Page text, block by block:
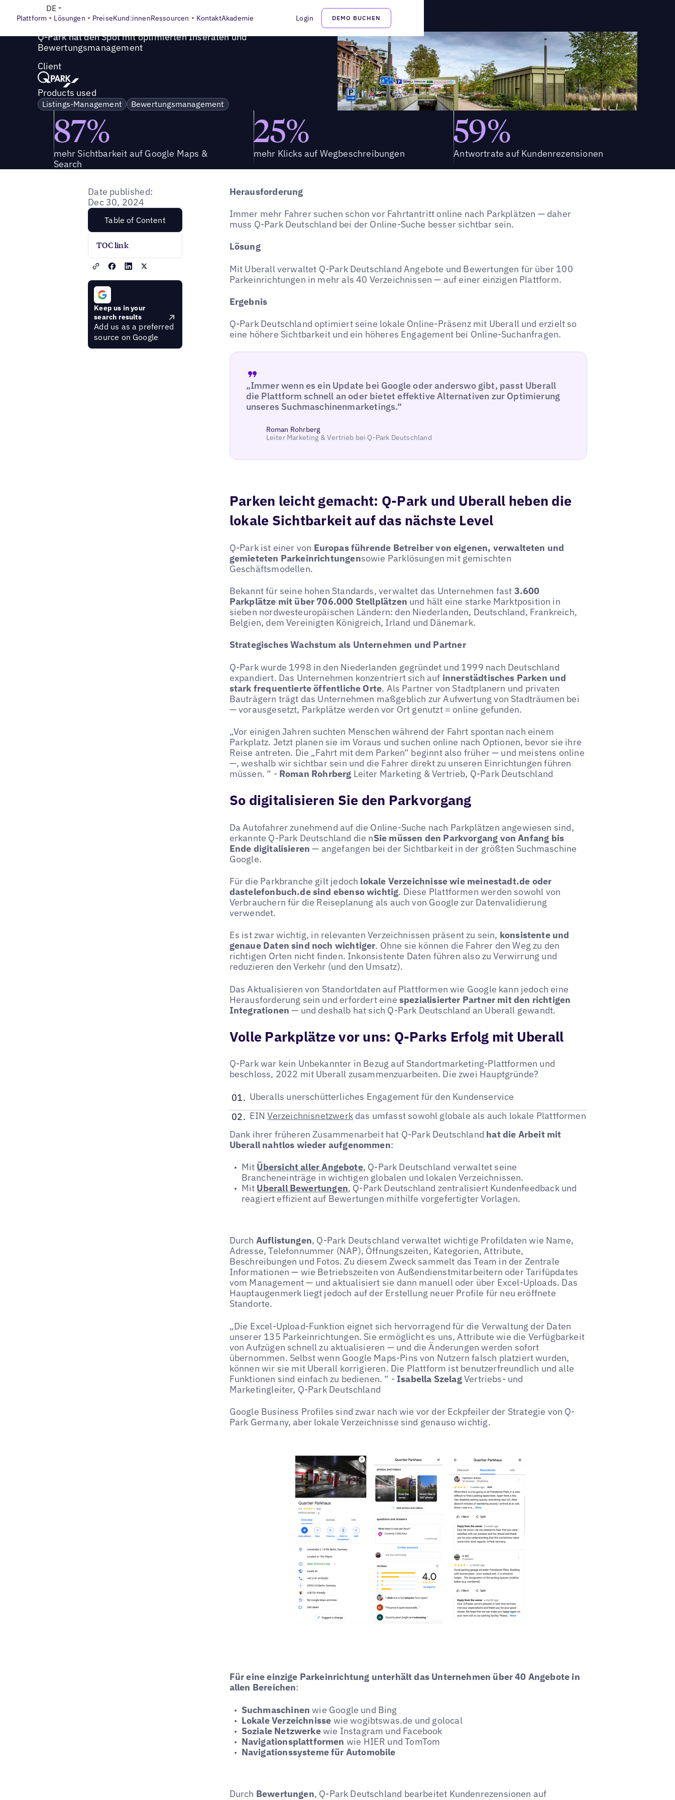
Plattform Lösungen PreiseKund:innenRessourcen KontaktAkademie Login DEMO BUCHEN
DE
Success Story
Q-Park hat den Spot mit optimierten Inseraten und
Bewertungsmanagement
Client
Products used
Listings-Management Bewertungsmanagement
87%
mehr Sichtbarkeit auf Google Maps &
Search
25%
mehr Klicks auf Wegbeschreibungen
59%
Antwortrate auf Kundenrezensionen
Date published:
Dec 30, 2024
Table of Content
TOC link
Keep us in your
search results
Add us as a preferred
source on Google
Herausforderung
Immer mehr Fahrer suchen schon vor Fahrtantritt online nach Parkplätzen — daher
muss Q-Park Deutschland bei der Online-Suche besser sichtbar sein.
Lösung
Mit Uberall verwaltet Q-Park Deutschland Angebote und Bewertungen für über 100
Parkeinrichtungen in mehr als 40 Verzeichnissen — auf einer einzigen Plattform.
Ergebnis
Q-Park Deutschland optimiert seine lokale Online-Präsenz mit Uberall und erzielt so
eine höhere Sichtbarkeit und ein höheres Engagement bei Online-Suchanfragen.
„Immer wenn es ein Update bei Google oder anderswo gibt, passt Uberall
die Plattform schnell an oder bietet effektive Alternativen zur Optimierung
unseres Suchmaschinenmarketings.“
Roman Rohrberg
Leiter Marketing & Vertrieb bei Q-Park Deutschland
Parken leicht gemacht: Q-Park und Uberall heben die
lokale Sichtbarkeit auf das nächste Level
Q-Park ist einer von Europas führende Betreiber von eigenen, verwalteten und
gemieteten Parkeinrichtungensowie Parklösungen mit gemischten
Geschäftsmodellen.
Bekannt für seine hohen Standards, verwaltet das Unternehmen fast 3.600
Parkplätze mit über 706.000 Stellplätzen und hält eine starke Marktposition in
sieben nordwesteuropäischen Ländern: den Niederlanden, Deutschland, Frankreich,
Belgien, dem Vereinigten Königreich, Irland und Dänemark.
Strategisches Wachstum als Unternehmen und Partner
Q-Park wurde 1998 in den Niederlanden gegründet und 1999 nach Deutschland
expandiert. Das Unternehmen konzentriert sich auf innerstädtisches Parken und
stark frequentierte öffentliche Orte. Als Partner von Stadtplanern und privaten
Bauträgern trägt das Unternehmen maßgeblich zur Aufwertung von Stadträumen bei
— vorausgesetzt, Parkplätze werden vor Ort genutzt = online gefunden.
„Vor einigen Jahren suchten Menschen während der Fahrt spontan nach einem
Parkplatz. Jetzt planen sie im Voraus und suchen online nach Optionen, bevor sie ihre
Reise antreten. Die „Fahrt mit dem Parken“ beginnt also früher — und meistens online
—, weshalb wir sichtbar sein und die Fahrer direkt zu unseren Einrichtungen führen
müssen. “ - Roman Rohrberg Leiter Marketing & Vertrieb, Q-Park Deutschland
So digitalisieren Sie den Parkvorgang
Da Autofahrer zunehmend auf die Online-Suche nach Parkplätzen angewiesen sind,
erkannte Q-Park Deutschland die nSie müssen den Parkvorgang von Anfang bis
Ende digitalisieren — angefangen bei der Sichtbarkeit in der größten Suchmaschine
Google.
Für die Parkbranche gilt jedoch lokale Verzeichnisse wie meinestadt.de oder
dastelefonbuch.de sind ebenso wichtig. Diese Plattformen werden sowohl von
Verbrauchern für die Reiseplanung als auch von Google zur Datenvalidierung
verwendet.
Es ist zwar wichtig, in relevanten Verzeichnissen präsent zu sein, konsistente und
genaue Daten sind noch wichtiger. Ohne sie können die Fahrer den Weg zu den
richtigen Orten nicht finden. Inkonsistente Daten führen also zu Verwirrung und
reduzieren den Verkehr (und den Umsatz).
Das Aktualisieren von Standortdaten auf Plattformen wie Google kann jedoch eine
Herausforderung sein und erfordert eine spezialisierter Partner mit den richtigen
Integrationen — und deshalb hat sich Q-Park Deutschland an Uberall gewandt.
Volle Parkplätze vor uns: Q-Parks Erfolg mit Uberall
Q-Park war kein Unbekannter in Bezug auf Standortmarketing-Plattformen und
beschloss, 2022 mit Uberall zusammenzuarbeiten. Die zwei Hauptgründe?
Uberalls unerschütterliches Engagement für den Kundenservice
EINVerzeichnisnetzwerkdas umfasst sowohl globale als auch lokale Plattformen
Dank ihrer früheren Zusammenarbeit hat Q-Park Deutschland hat die Arbeit mit
Uberall nahtlos wieder aufgenommen:
Mit Übersicht aller Angebote, Q-Park Deutschland verwaltet seine
Brancheneinträge in wichtigen globalen und lokalen Verzeichnissen.
Mit Uberall Bewertungen, Q-Park Deutschland zentralisiert Kundenfeedback und
reagiert effizient auf Bewertungen mithilfe vorgefertigter Vorlagen.
Durch Auflistungen, Q-Park Deutschland verwaltet wichtige Profildaten wie Name,
Adresse, Telefonnummer (NAP), Öffnungszeiten, Kategorien, Attribute,
Beschreibungen und Fotos. Zu diesem Zweck sammelt das Team in der Zentrale
Informationen — wie Betriebszeiten von Außendienstmitarbeitern oder Tarifüpdates
vom Management — und aktualisiert sie dann manuell oder über Excel-Uploads. Das
Hauptaugenmerk liegt jedoch auf der Erstellung neuer Profile für neu eröffnete
Standorte.
„Die Excel-Upload-Funktion eignet sich hervorragend für die Verwaltung der Daten
unserer 135 Parkeinrichtungen. Sie ermöglicht es uns, Attribute wie die Verfügbarkeit
von Aufzügen schnell zu aktualisieren — und die Änderungen werden sofort
übernommen. Selbst wenn Google Maps-Pins von Nutzern falsch platziert wurden,
können wir sie mit Uberall korrigieren. Die Plattform ist benutzerfreundlich und alle
Funktionen sind einfach zu bedienen. “ - Isabella SzelagVertriebs- und
Marketingleiter, Q-Park Deutschland
Google Business Profiles sind zwar nach wie vor der Eckpfeiler der Strategie von Q-
Park Germany, aber lokale Verzeichnisse sind genauso wichtig.
Für eine einzige Parkeinrichtung unterhält das Unternehmen über 40 Angebote in
allen Bereichen:
Suchmaschinen wie Google und Bing
Lokale Verzeichnisse wie wogibtswas.de und golocal
Soziale Netzwerkewie Instagram und Facebook
Navigationsplattformen wie HIER und TomTom
Navigationssysteme für Automobile
Durch Bewertungen, Q-Park Deutschland bearbeitet Kundenrezensionen auf